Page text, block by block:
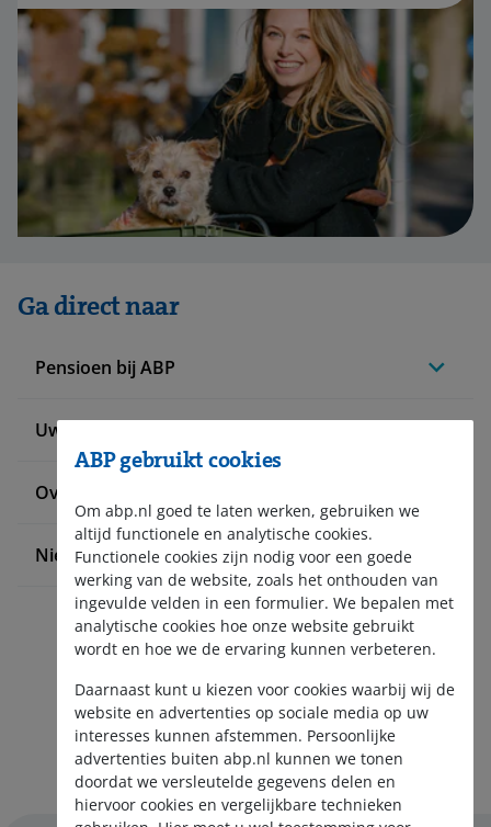
Ga direct naar
Pensioen bij ABP
Uw situatie verandert
Over ABP
Nieuws en pers
Aanmelden nieuwsbrief
ABP gebruikt cookies
Om abp.nl goed te laten werken, gebruiken we
altijd functionele en analytische cookies.
Functionele cookies zijn nodig voor een goede
werking van de website, zoals het onthouden van
ingevulde velden in een formulier. We bepalen met
analytische cookies hoe onze website gebruikt
wordt en hoe we de ervaring kunnen verbeteren.
Daarnaast kunt u kiezen voor cookies waarbij wij de
website en advertenties op sociale media op uw
interesses kunnen afstemmen. Persoonlijke
advertenties buiten abp.nl kunnen we tonen
doordat we versleutelde gegevens delen en
hiervoor cookies en vergelijkbare technieken